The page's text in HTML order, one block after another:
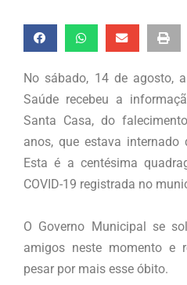
No sábado, 14 de agosto,
Saúde recebeu a
Santa Casa, do
anos, que estava
Esta é a centésima
COVID-19 registrada no
O Governo Municipal se
amigos neste momento e
pesar por mais esse óbito.